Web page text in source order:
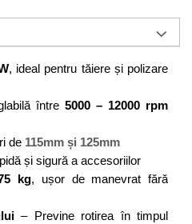
, ideal pentru tăiere și polizare
între 5000 – 12000 rpm
de 115mm și 125mm
și sigură a accesoriilor
kg, ușor de manevrat fără
– Previne rotirea în timpul